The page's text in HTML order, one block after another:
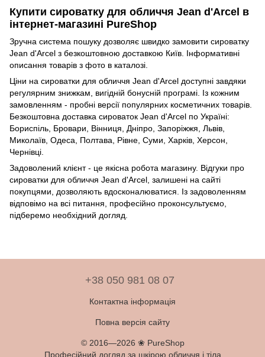
Купити сироватку для обличчя Jean d'Arcel в
інтернет-магазині PureShop
Зручна система пошуку дозволяє швидко замовити сироватку
Jean d'Arcel з безкоштовною доставкою Київ. Інформативні
описання товарів з фото в каталозі.
Ціни на сироватки для обличчя Jean d'Arcel доступні завдяки
регулярним знижкам, вигідній бонусній програмі. Із кожним
замовленням - пробні версії популярних косметичних товарів.
Безкоштовна доставка сироваток Jean d'Arcel по Україні:
Бориспіль, Бровари, Вінниця, Дніпро, Запоріжжя, Львів,
Миколаїв, Одеса, Полтава, Рівне, Суми, Харків, Херсон,
Чернівці.
Задоволений клієнт - це якісна робота магазину. Відгуки про
сироватки для обличчя Jean d'Arcel, залишені на сайті
покупцями, дозволяють вдосконалюватися. Із задоволенням
відповімо на всі питання, професійно проконсультуємо,
підберемо необхідний догляд.
+38 050 981 08 07
Контактна інформація
Повна версія сайту
© 2016—2026 ❀ PureShop
Професійний догляд за шкірою обличчя і тіла